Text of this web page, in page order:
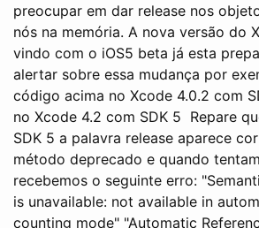
preocupar em dar release nos
nós na memória. A nova versão do
vindo com o iOS5 beta já esta
alertar sobre essa mudança por
código acima no Xcode 4.0.2 com
no Xcode 4.2 com SDK 5 Repare
SDK 5 a palavra release aparece
método deprecado e quando
recebemos o seguinte erro:
is unavailable: not available in
counting mode" "Automatic